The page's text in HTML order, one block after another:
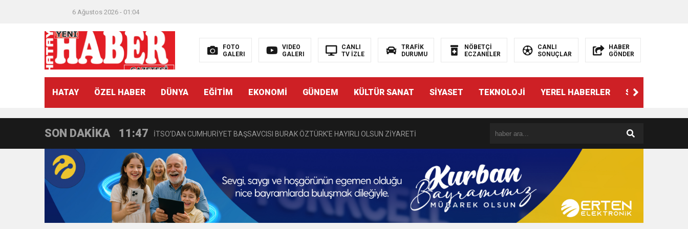
6 Ağustos 2026 - 01:04
FOTO
GALERI
VIDEO
GALERI
CANLI
TV İZLE
TRAFİK
DURUMU
NÖBETÇİ
ECZANELER
CANLI
SONUÇLAR
HABER
GÖNDER
HATAY ÖZEL HABER DÜNYA EĞİTİM EKONOMİ GÜNDEM KÜLTÜR SANAT SİYASET TEKNOLOJİ YEREL HABERLER SPOR
SON DAKİKA
21:40
11:47 İTSO’DAN CUMHURİYET BAŞSAVCISI BURAK ÖZTÜRK’E HAYIRLI OLSUN ZİYARETİ
18:55 İNCE’NİN CHP’DE KALMASININ PERDE ARKASI: GÖRÜNENDEN DAHA FAZLASI MI VAR?
11:57 IŞIL Eczanesi Görkemli Bir Törenle Hizmete Açıldı
21:40